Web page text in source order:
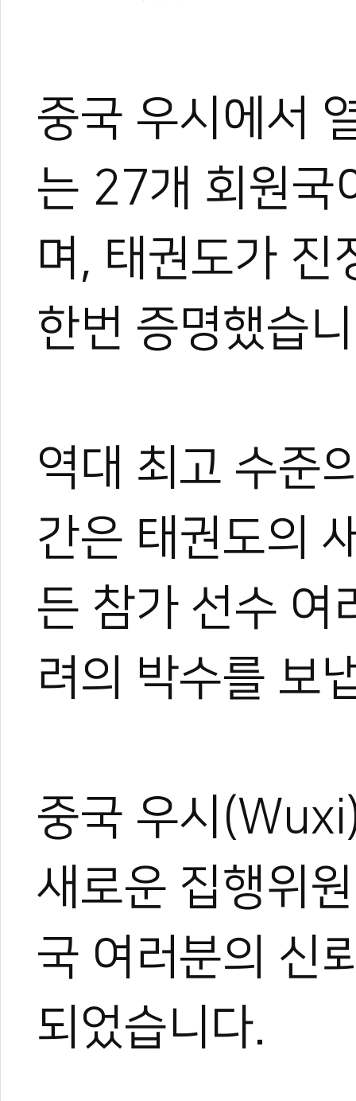
중국 우시에서
는 27개 회원국
며, 태권도가 진
한번 증명했습
역대 최고 수준
간은 태권도의
든 참가 선수 여
려의 박수를 보
중국 우시
새로운 집행위
국 여러분의 신
되었습니다.